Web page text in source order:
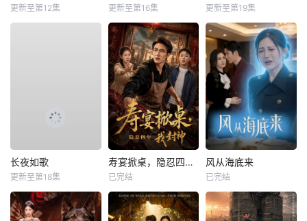
更新至第12集 更新至第16集 更新至第19集
长夜如歌
更新至第18集
寿宴掀桌，隐忍四年我封神
已完结
风从海底来
已完结